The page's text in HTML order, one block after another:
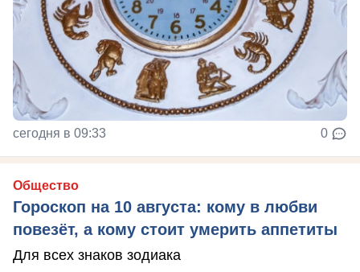
сегодня в 09:33 0
Общество
Гороскоп на 10 августа: кому в любви
повезёт, а кому стоит умерить аппетиты
Для всех знаков зодиака